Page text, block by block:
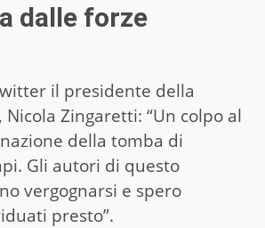
dalle forze
il presidente della
Nicola Zingaretti: “Un colpo al
della tomba di
Gli autori di questo
vergognarsi e spero
presto”.